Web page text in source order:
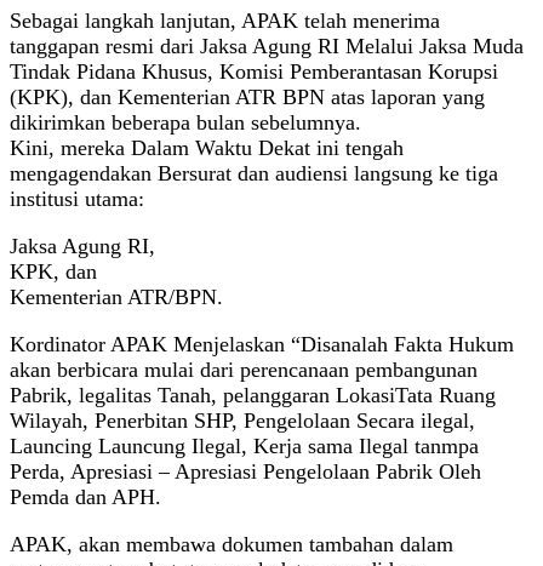
Sebagai langkah lanjutan, APAK telah menerima
tanggapan resmi dari Jaksa Agung RI Melalui Jaksa Muda
Tindak Pidana Khusus, Komisi Pemberantasan Korupsi
(KPK), dan Kementerian ATR BPN atas laporan yang
dikirimkan beberapa bulan sebelumnya.
Kini, mereka Dalam Waktu Dekat ini tengah
mengagendakan Bersurat dan audiensi langsung ke tiga
institusi utama:
Jaksa Agung RI,
KPK, dan
Kementerian ATR/BPN.
Kordinator APAK Menjelaskan “Disanalah Fakta Hukum
akan berbicara mulai dari perencanaan pembangunan
Pabrik, legalitas Tanah, pelanggaran LokasiTata Ruang
Wilayah, Penerbitan SHP, Pengelolaan Secara ilegal,
Launcing Launcung Ilegal, Kerja sama Ilegal tanmpa
Perda, Apresiasi – Apresiasi Pengelolaan Pabrik Oleh
Pemda dan APH.
APAK, akan membawa dokumen tambahan dalam